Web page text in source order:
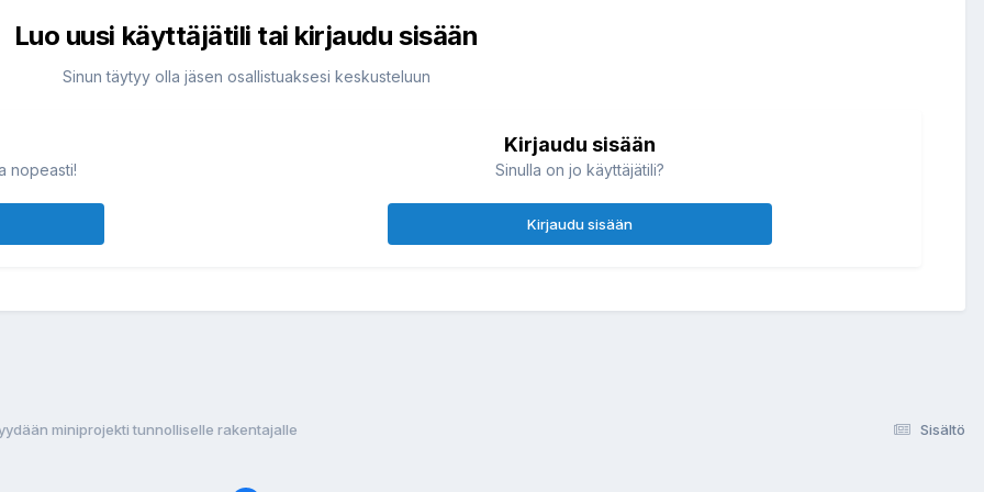
Luo uusi käyttäjätili tai kirjaudu sisään
Sinun täytyy olla jäsen osallistuaksesi keskusteluun
nopeasti!
Kirjaudu sisään
Sinulla on jo käyttäjätili?
Kirjaudu sisään
Sisältö
miniprojekti tunnolliselle rakentajalle